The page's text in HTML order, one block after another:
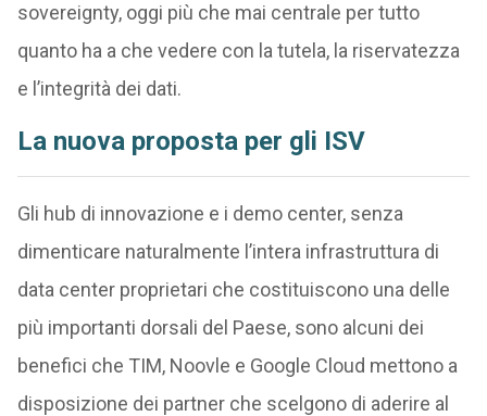
sovereignty, oggi più che mai centrale per tutto
quanto ha a che vedere con la tutela, la riservatezza
e l’integrità dei dati.
La nuova proposta per gli ISV
Gli hub di innovazione e i demo center, senza
dimenticare naturalmente l’intera infrastruttura di
data center proprietari che costituiscono una delle
più importanti dorsali del Paese, sono alcuni dei
benefici che TIM, Noovle e Google Cloud mettono a
disposizione dei partner che scelgono di aderire al